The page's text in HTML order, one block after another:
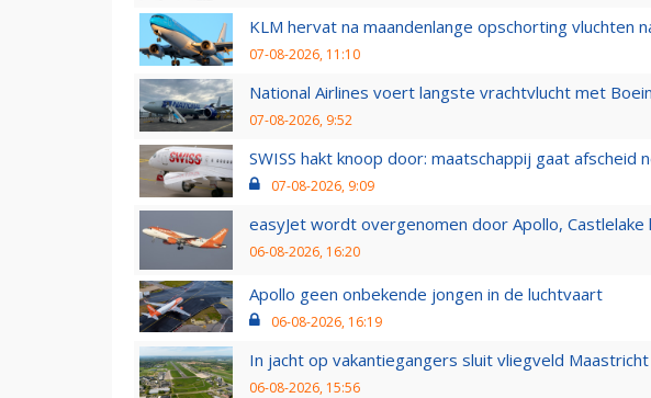
KLM hervat na maandenlange opschorting vluchten
07-08-2026, 11:10
National Airlines voert langste vrachtvlucht met
07-08-2026, 9:52
SWISS hakt knoop door: maatschappij gaat afscheid
07-08-2026, 9:09
easyJet wordt overgenomen door Apollo, Castlelake
06-08-2026, 16:20
Apollo geen onbekende jongen in de luchtvaart
06-08-2026, 16:19
In jacht op vakantiegangers sluit vliegveld Maastricht
06-08-2026, 15:56